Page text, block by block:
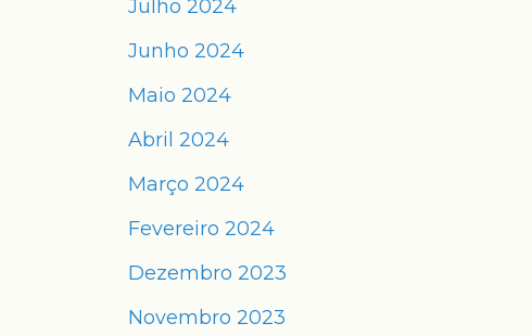
Julho 2024
Junho 2024
Maio 2024
Abril 2024
Março 2024
Fevereiro 2024
Dezembro 2023
Novembro 2023